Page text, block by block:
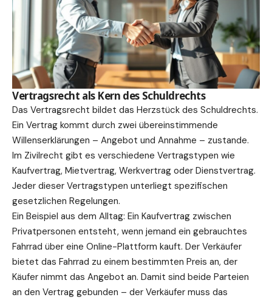
Vertragsrecht als Kern des Schuldrechts
Das Vertragsrecht bildet das Herzstück des Schuldrechts.
Ein Vertrag kommt durch zwei übereinstimmende
Willenserklärungen – Angebot und Annahme – zustande.
Im Zivilrecht gibt es verschiedene Vertragstypen wie
Kaufvertrag, Mietvertrag, Werkvertrag oder Dienstvertrag.
Jeder dieser Vertragstypen unterliegt spezifischen
gesetzlichen Regelungen.
Ein Beispiel aus dem Alltag: Ein Kaufvertrag zwischen
Privatpersonen entsteht, wenn jemand ein gebrauchtes
Fahrrad über eine Online-Plattform kauft. Der Verkäufer
bietet das Fahrrad zu einem bestimmten Preis an, der
Käufer nimmt das Angebot an. Damit sind beide Parteien
an den Vertrag gebunden – der Verkäufer muss das